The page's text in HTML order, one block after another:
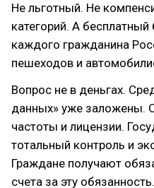
Не льготный. Не
категорий. А
каждого гражданина
пешеходов и
Вопрос не в деньгах.
данных» уже заложены.
частоты и лицензии.
тотальный контроль и
Граждане получают
счета за эту обязанность.